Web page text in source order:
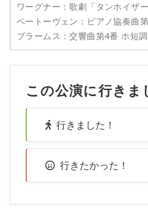
ワーグナー：歌劇「タンホイザ
ベートーヴェン：ピアノ協奏曲
ブラームス：交響曲第4番 ホ
この公演に行きま
行きました！
行きたかった！